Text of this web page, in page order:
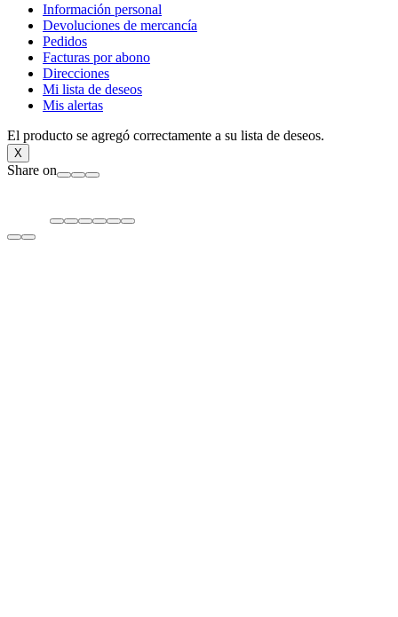
Información personal
Devoluciones de mercancía
Pedidos
Facturas por abono
Direcciones
Mi lista de deseos
Mis alertas
El producto se agregó correctamente a su lista de deseos.
X
Share on